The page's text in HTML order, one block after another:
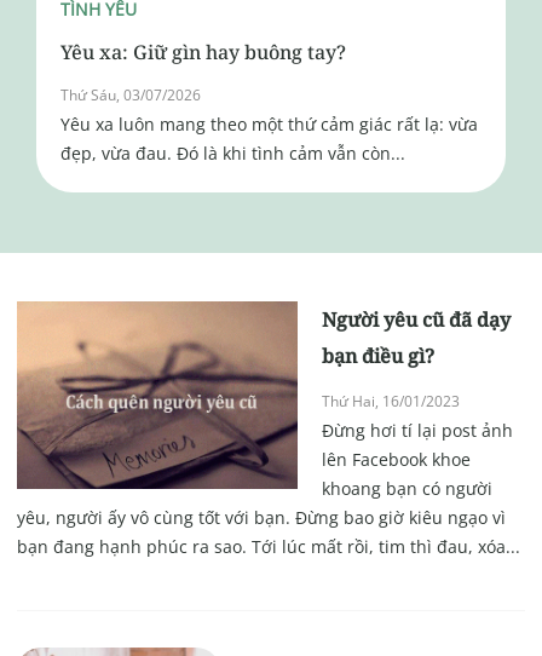
TÌNH YÊU
Yêu xa: Giữ gìn hay buông tay?
Thứ Sáu, 03/07/2026
Yêu xa luôn mang theo một thứ cảm giác rất lạ: vừa
đẹp, vừa đau. Đó là khi tình cảm vẫn còn...
Người yêu cũ đã dạy
bạn điều gì?
Thứ Hai, 16/01/2023
Đừng hơi tí lại post ảnh
lên Facebook khoe
khoang bạn có người
yêu, người ấy vô cùng tốt với bạn. Đừng bao giờ kiêu ngạo vì
bạn đang hạnh phúc ra sao. Tới lúc mất rồi, tim thì đau, xóa...